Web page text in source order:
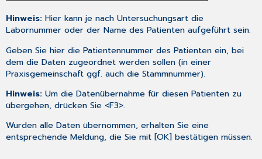
Hinweis:Hier kann je nach Untersuchungsart die
Labornummer oder der Name des Patienten aufgeführt sein.
Geben Sie hier die Patientennummer des Patienten ein, bei
dem die Daten zugeordnet werden sollen (in einer
Praxisgemeinschaft ggf. auch die Stammnummer).
Hinweis:Um die Datenübernahme für diesen Patienten zu
übergehen, drücken Sie <F3>.
Wurden alle Daten übernommen, erhalten Sie eine
entsprechende Meldung, die Sie mit [OK] bestätigen müssen.